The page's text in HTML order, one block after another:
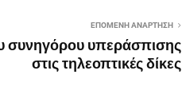
ΕΠΌΜΕΝΗ ΑΝΆΡΤΗΣΗ
συνηγόρου υπεράσπισης
στις τηλεοπτικές δίκες